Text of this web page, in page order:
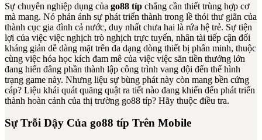
Sự chuyên nghiệp dụng của go88 típ chẳng cần thiết trùng hợp cơ
mà mang. Nó phản ánh sự phát triển thành trong lề thói thư giãn của
thành cục gia đình cả nước, duy nhất chưa hai là rứa hệ trẻ. Sự tiện
lợi của việc việc nghịch trò nghịch trực tuyến, nhân tài tiếp cận đối
kháng giản dễ dàng mặt trên đa dạng dòng thiết bị phân minh, thuộc
cùng việc hóa học kích đam mê của việc việc săn tiền thưởng lớn
đang hiến đâng phần thành lập công trình vang dội đến thể hình
trạng game này. Nhưng liệu sự bùng phát này còn mang bền cứng
cáp? Liệu khái quát quăng quật ra tiết nào đang khiến đến phát triển
thành hoàn cảnh của thị trường go88 típ? Hãy thuộc điều tra.
Sự Trỗi Dậy Của go88 típ Trên Mobile